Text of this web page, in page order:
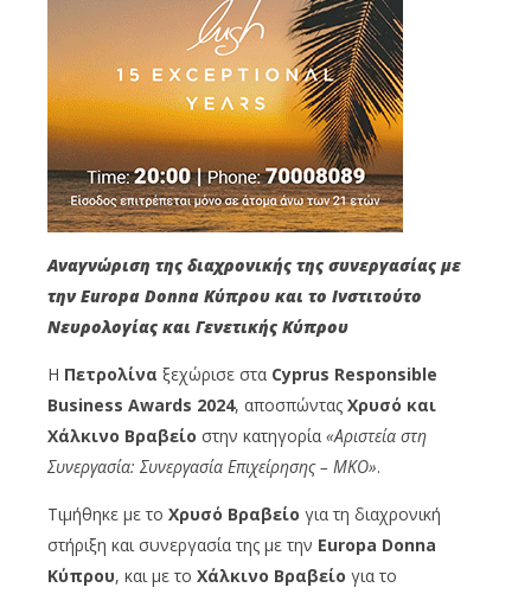
Αναγνώριση της διαχρονικής της συνεργασίας με
τηνEuropa Donna Κύπρου και το Ινστιτούτο
Νευρολογίας και Γενετικής Κύπρου
Η Πετρολίνα ξεχώρισε στα Cyprus Responsible
Business Awards 2024, αποσπώντας Χρυσό και
Χάλκινο Βραβείο στην κατηγορία «Αριστεία στη
Συνεργασία: Συνεργασία Επιχείρησης – ΜΚΟ».
Τιμήθηκε με το Χρυσό Βραβείο για τη διαχρονική
στήριξη και συνεργασία της με την Europa Donna
Κύπρου, και με το Χάλκινο Βραβείο για το